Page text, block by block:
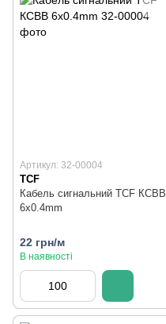
Артикул: 32-00004
TCF
Кабель сигнальний TCF КСВВ
6x0.4mm
22 грн/м
В наявності